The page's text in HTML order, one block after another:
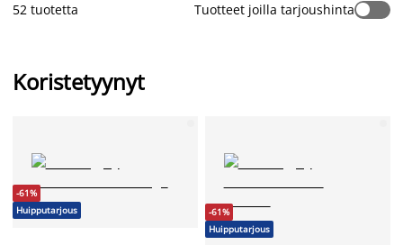
52 tuotetta Tuotteet joilla tarjoushinta
Koristetyynyt
-61%
Huipputarjous
-61%
Huipputarjous